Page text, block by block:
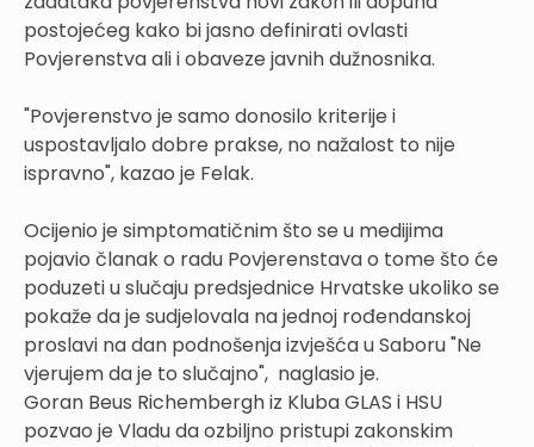
postojećeg kako bi jasno definirati ovlasti
Povjerenstva ali i obaveze javnih dužnosnika.
"Povjerenstvo je samo donosilo kriterije i
uspostavljalo dobre prakse, no nažalost to nije
ispravno", kazao je Felak.
Ocijenio je simptomatičnim što se u medijima
pojavio članak o radu Povjerenstava o tome što će
poduzeti u slučaju predsjednice Hrvatske ukoliko se
pokaže da je sudjelovala na jednoj rođendanskoj
proslavi na dan podnošenja izvješća u Saboru "Ne
vjerujem da je to slučajno", naglasio je.
Goran Beus Richembergh iz Kluba GLAS i HSU
pozvao je Vladu da ozbiljno pristupi zakonskim